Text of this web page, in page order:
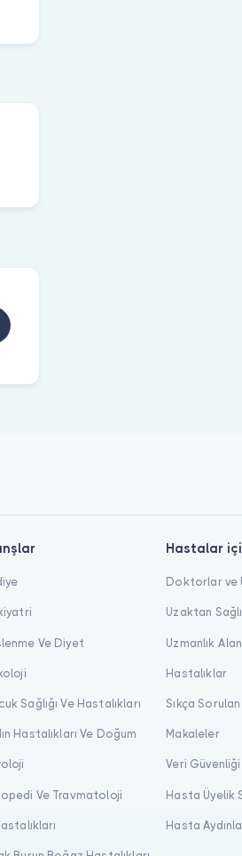
Ve Diyet
Sağlığı Ve Hastalıkları
Hastalıkları Ve Doğum
Ve Travmatoloji
Hastalar
Doktorlar ve
Uzaktan
Uzmanlık
Hastalıklar
Sıkça
Makaleler
Veri Güvenliği
Hasta Üyelik
Hasta